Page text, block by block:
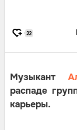
22
Музыкант
распаде
карьеры.